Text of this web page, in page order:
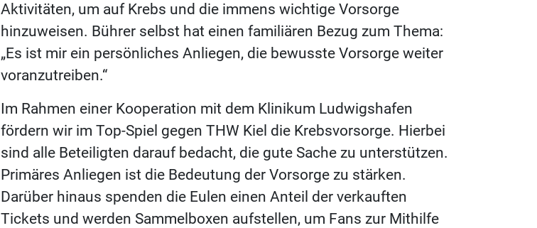
Aktivitäten, um auf Krebs und die immens wichtige Vorsorge
hinzuweisen. Bührer selbst hat einen familiären Bezug zum Thema:
„Es ist mir ein persönliches Anliegen, die bewusste Vorsorge weiter
voranzutreiben.“
Im Rahmen einer Kooperation mit dem Klinikum Ludwigshafen
fördern wir im Top-Spiel gegen THW Kiel die Krebsvorsorge. Hierbei
sind alle Beteiligten darauf bedacht, die gute Sache zu unterstützen.
Primäres Anliegen ist die Bedeutung der Vorsorge zu stärken.
Darüber hinaus spenden die Eulen einen Anteil der verkauften
Tickets und werden Sammelboxen aufstellen, um Fans zur Mithilfe